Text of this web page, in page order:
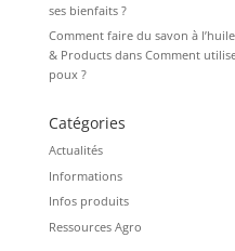
ses bienfaits ?
Comment faire du savon à
& Productsdans Comment
poux ?
Catégories
Actualités
Informations
Infos produits
Ressources Agro